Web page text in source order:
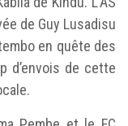
de Guy Lusadisu
en quête des
d’envois de cette